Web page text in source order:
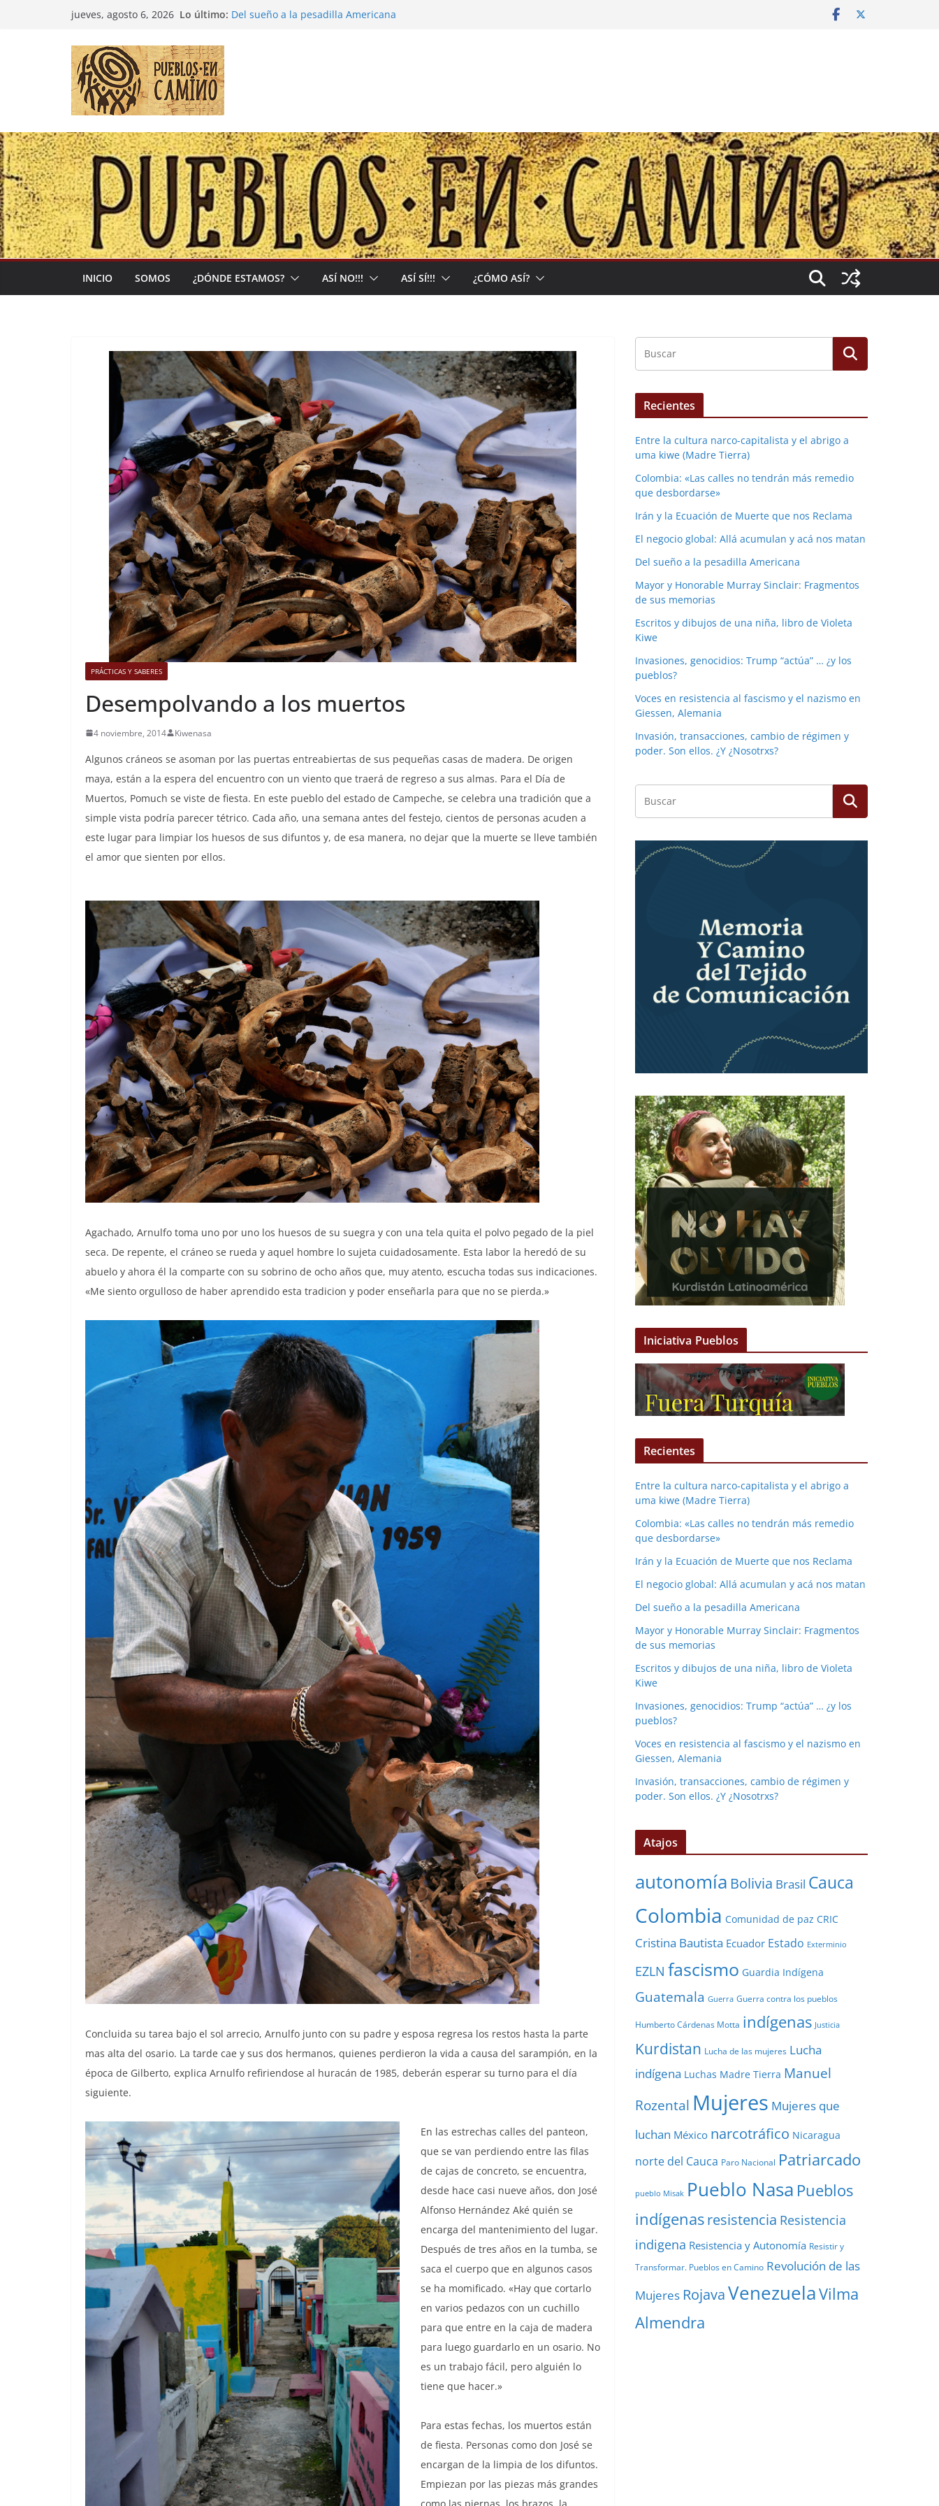
jueves, agosto 6, 2026 Lo último: Del sueño a la pesadilla Americana
INICIO SOMOS ¿DÓNDE ESTAMOS? ASÍ NO!!! ASÍ SÍ!!! ¿CÓMO ASÍ?
PRÁCTICAS Y SABERES
Desempolvando a los muertos
4 noviembre, 2014 Kiwenasa
Algunos cráneos se asoman por las puertas entreabiertas de sus pequeñas casas de madera. De origen
maya, están a la espera del encuentro con un viento que traerá de regreso a sus almas. Para el Día de
Muertos, Pomuch se viste de fiesta. En este pueblo del estado de Campeche, se celebra una tradición que a
simple vista podría parecer tétrico. Cada año, una semana antes del festejo, cientos de personas acuden a
este lugar para limpiar los huesos de sus difuntos y, de esa manera, no dejar que la muerte se lleve también
el amor que sienten por ellos.
Agachado, Arnulfo toma uno por uno los huesos de su suegra y con una tela quita el polvo pegado de la piel
seca. De repente, el cráneo se rueda y aquel hombre lo sujeta cuidadosamente. Esta labor la heredó de su
abuelo y ahora él la comparte con su sobrino de ocho años que, muy atento, escucha todas sus indicaciones.
«Me siento orgulloso de haber aprendido esta tradicion y poder enseñarla para que no se pierda.»
Concluida su tarea bajo el sol arrecio, Arnulfo junto con su padre y esposa regresa los restos hasta la parte
mas alta del osario. La tarde cae y sus dos hermanos, quienes perdieron la vida a causa del sarampión, en la
época de Gilberto, explica Arnulfo refiriendose al huracán de 1985, deberán esperar su turno para el día
siguiente.
En las estrechas calles del panteon,
que se van perdiendo entre las filas
de cajas de concreto, se encuentra,
desde hace casi nueve años, don José
Alfonso Hernández Aké quién se
encarga del mantenimiento del lugar.
Después de tres años en la tumba, se
saca el cuerpo que en algunos casos
se ha momificado. «Hay que cortarlo
en varios pedazos con un cuchillo
para que entre en la caja de madera
para luego guardarlo en un osario. No
es un trabajo fácil, pero alguién lo
tiene que hacer.»
Para estas fechas, los muertos están
de fiesta. Personas como don José se
encargan de la limpia de los difuntos.
Empiezan por las piezas más grandes
Recientes
Entre la cultura narco-capitalista y el abrigo a
uma kiwe (Madre Tierra)
Colombia: «Las calles no tendrán más remedio
que desbordarse»
Irán y la Ecuación de Muerte que nos Reclama
El negocio global: Allá acumulan y acá nos matan
Del sueño a la pesadilla Americana
Mayor y Honorable Murray Sinclair: Fragmentos
de sus memorias
Escritos y dibujos de una niña, libro de Violeta
Kiwe
Invasiones, genocidios: Trump “actúa” … ¿y los
pueblos?
Voces en resistencia al fascismo y el nazismo en
Giessen, Alemania
Invasión, transacciones, cambio de régimen y
poder. Son ellos. ¿Y ¿Nosotrxs?
Iniciativa Pueblos
Recientes
Entre la cultura narco-capitalista y el abrigo a
uma kiwe (Madre Tierra)
Colombia: «Las calles no tendrán más remedio
que desbordarse»
Irán y la Ecuación de Muerte que nos Reclama
El negocio global: Allá acumulan y acá nos matan
Del sueño a la pesadilla Americana
Mayor y Honorable Murray Sinclair: Fragmentos
de sus memorias
Escritos y dibujos de una niña, libro de Violeta
Kiwe
Invasiones, genocidios: Trump “actúa” … ¿y los
pueblos?
Voces en resistencia al fascismo y el nazismo en
Giessen, Alemania
Invasión, transacciones, cambio de régimen y
poder. Son ellos. ¿Y ¿Nosotrxs?
Atajos
autonomía Bolivia Brasil Cauca
Colombia Comunidad de paz CRIC
Cristina Bautista Ecuador Estado Exterminio
EZLN fascismo Guardia Indígena
Guatemala Guerra Guerra contra los pueblos
Humberto Cárdenas Motta indígenas Justicia
Kurdistan Lucha de las mujeres Lucha
indígena Luchas Madre Tierra Manuel
Rozental Mujeres Mujeres que
luchan México narcotráfico Nicaragua
norte del Cauca Paro Nacional Patriarcado
pueblo Misak Pueblo Nasa Pueblos
indígenasresistencia Resistencia
indigena Resistencia y Autonomía Resistir y
Transformar. Pueblos en Camino Revolución de las
Mujeres RojavaVenezuelaVilma
Almendra